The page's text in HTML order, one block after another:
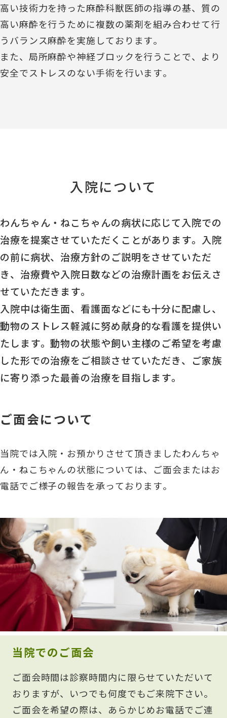
高い技術力を持った麻酔科獣医師の指導の基、質の
高い麻酔を行うために複数の薬剤を組み合わせて行
うバランス麻酔を実施しております。
また、局所麻酔や神経ブロックを行うことで、より
安全でストレスのない手術を行います。
入院について
わんちゃん・ねこちゃんの病状に応じて入院での
治療を提案させていただくことがあります。入院
の前に病状、治療方針のご説明をさせていただ
き、治療費や入院日数などの治療計画をお伝えさ
せていただきます。
入院中は衛生面、看護面などにも十分に配慮し、
動物のストレス軽減に努め献身的な看護を提供い
たします。動物の状態や飼い主様のご希望を考慮
した形での治療をご相談させていただき、ご家族
に寄り添った最善の治療を目指します。
ご面会について
当院では入院・お預かりさせて頂きましたわんちゃ
ん・ねこちゃんの状態については、ご面会またはお
電話でご様子の報告を承っております。
当院でのご面会
ご面会時間は診察時間内に限らせていただいて
おりますが、いつでも何度でもご来院下さい。
ご面会を希望の際は、あらかじめお電話でご連